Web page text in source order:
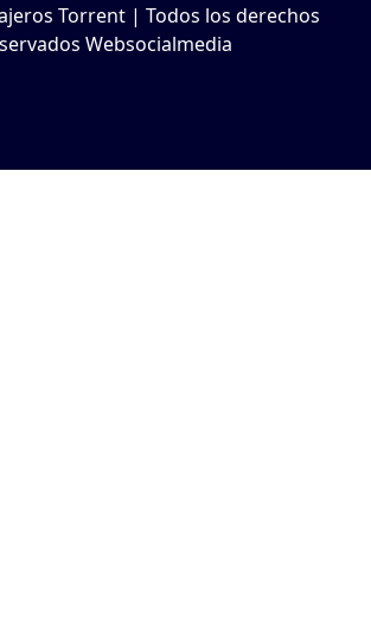
Torrent | Todos los derechos
Websocialmedia